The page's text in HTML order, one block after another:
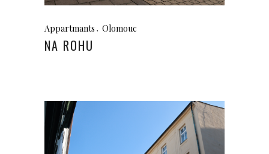
Appartmants Olomouc
NA ROHU